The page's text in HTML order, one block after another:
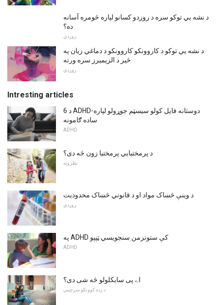
د نشه یي توکو سره د روږدو کسانو لپاره څومره آسانه
ده؟
روږدي
د نشه یي توکو د کاروونکو کاروونکو د دماغي زیان په
څیر د الزیمیرز سره ورته
روږدي
Intresting articles
6 د ADHD-دوستانه فایل کولو سیسټم جوړولو لپاره
ساده ګامونه
ADHD
د پرمختیایي پرمختیا زون څه دی؟
نظرونه
د وینې څښاک مواد او د قانوني څښاک محدودیت
روږدي
په ADHD کې ستونزمن سنجویسي ټپپو
ADHD
اے پی سایکلولو څه شی دی؟
د زده کوونکو سرچینې